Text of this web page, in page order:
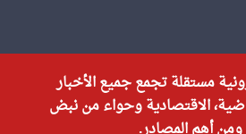
مستقلة تجمع جميع الأخبار
الاقتصادية وحواء من نبض